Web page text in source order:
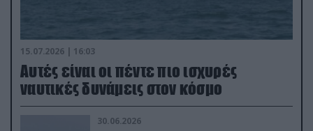
15.07.2026 | 16:03
Aυτές είναι οι πέντε πιο ισχυρές
ναυτικές δυνάμεις στον κόσμο
30.06.2026